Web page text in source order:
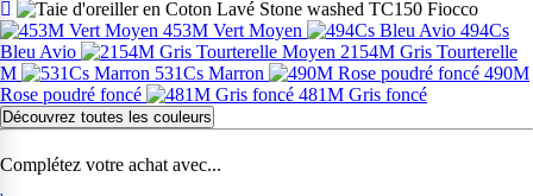
453M Vert Moyen
494Cs
Bleu Avio
2154M Gris Tourterelle
M
531Cs Marron
490M
Rose poudré foncé
481M Gris foncé
Découvrez toutes les couleurs
Complétez votre achat avec...